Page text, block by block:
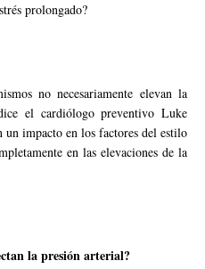
prolongado?
no necesariamente elevan la
el cardiólogo preventivo Luke
impacto en los factores del estilo
en las elevaciones de la
la presión arterial?